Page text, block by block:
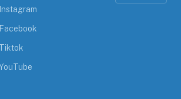
Instagram
Facebook
Tiktok